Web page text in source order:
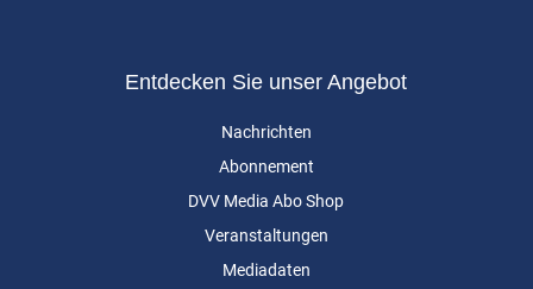
Entdecken Sie unser Angebot
Nachrichten
Abonnement
DVV Media Abo Shop
Veranstaltungen
Mediadaten